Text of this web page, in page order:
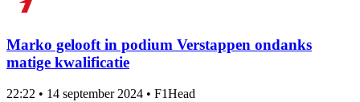
Marko gelooft in podium Verstappen ondanks
matige kwalificatie
22:22 • 14 september 2024 • F1Head